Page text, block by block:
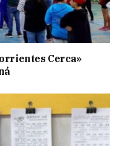
Cerca»